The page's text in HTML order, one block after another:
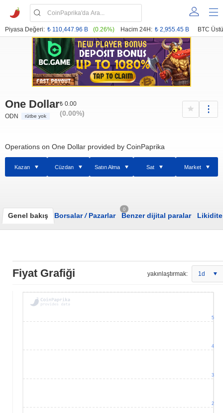
Piyasa Değeri: ₺ 110,447.96 B (0.26%) Hacim 24H: ₺ 2,955.45 B BTC
One Dollar
ODN rütbe yok
₺ 0.00
(0.00%)
Operations on One Dollar provided by CoinPaprika
Kazan Cüzdan Satın Alma Sat Market
Genel bakış Borsalar/Pazarlar
0
Benzer dijital paralar Likidite
Fiyat Grafiği yakınlaştırmak: 1d
2
3
4
5